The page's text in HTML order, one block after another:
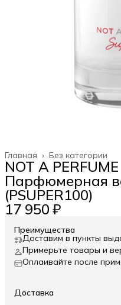
Без категории
Главная ›
NOT A
Парфюмерная
(PSUPER100)
17 950 ₽
Преимущества
Доставим в пункты
Примерьте товары и
Оплаивайте после
Доставка